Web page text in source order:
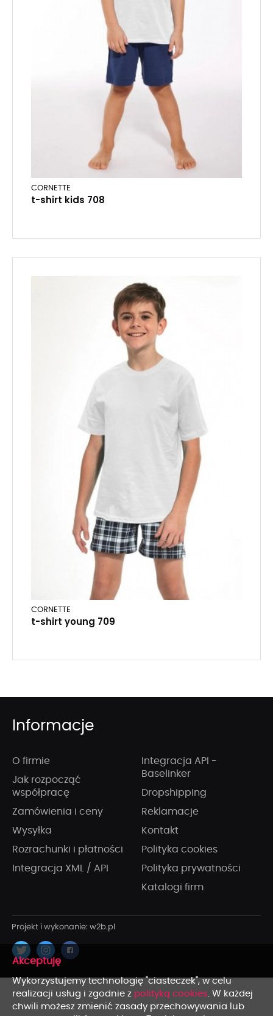
CORNETTE
t-shirt kids 708
CORNETTE
t-shirt young 709
Informacje
O firmie
Jak rozpocząć
współpracę
Zamówienia i ceny
Wysyłka
Rozrachunki i płatności
Integracja XML / API
Integracja API -
Baselinker
Dropshipping
Reklamacje
Kontakt
Polityka cookies
Polityka prywatności
Katalogi firm
x
Wykorzystujemy technologię "ciasteczek", w celu
realizacji usług i zgodnie z polityką cookies. W każdej
chwili możesz zmienić zasady przechowywania lub